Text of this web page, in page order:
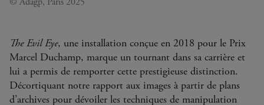
The Evil Eye, une installation conçue en 2018 pour le Prix
Marcel Duchamp, marque un tournant dans sa carrière et
lui a permis de remporter cette prestigieuse distinction.
Décortiquant notre rapport aux images à partir de plans
d’archives pour dévoiler les techniques de manipulation